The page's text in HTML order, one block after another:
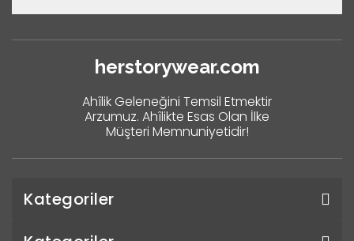
herstorywear.com
Ahîlik Geleneğini Temsil Etmektir
Arzumuz. Ahîlikte Esas Olan İlke
Müşteri Memnuniyetidir!
Kategoriler